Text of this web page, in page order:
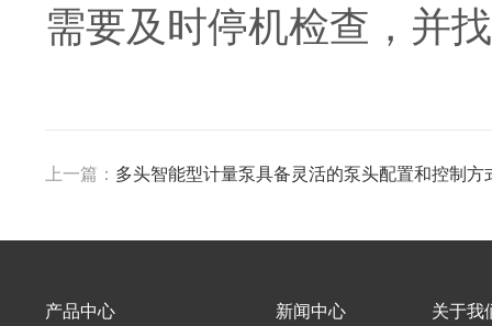
需要及时停机检查，并
上一篇： 多头智能型计量泵具备灵活的泵头配置和控制方
产品中心 新闻中心 关于我